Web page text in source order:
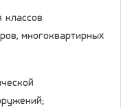
классов
многоквартирных